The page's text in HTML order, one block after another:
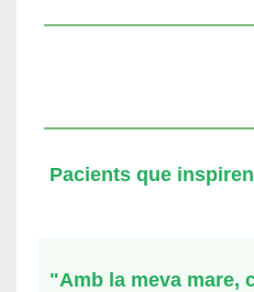
Pacients que inspiren
"Amb la meva mare,